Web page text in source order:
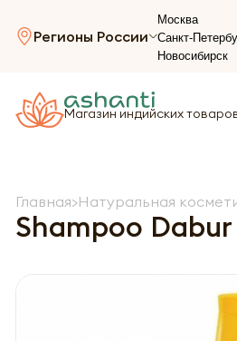
Регионы России
Москва
Санкт-
Новосибирск
Магазин индийских
Главная Натуральная
Shampoo